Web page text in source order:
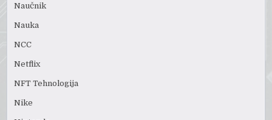
Naučnik
Nauka
NCC
Netflix
NFT Tehnologija
Nike